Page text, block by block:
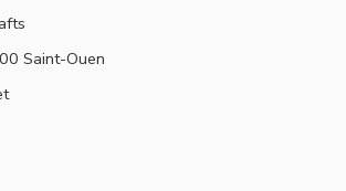
Saint-Ouen